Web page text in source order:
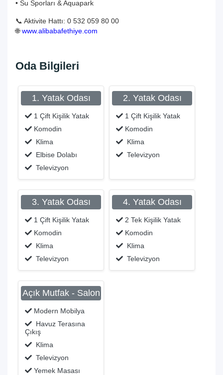
• Su Sporları & Aquapark
📞 Aktivite Hattı: 0 532 059 80 00
🌐www.alibabafethiye.com
Oda Bilgileri
1. Yatak Odası
1 Çift Kişilik Yatak
Komodin
Klima
Elbise Dolabı
Televizyon
2. Yatak Odası
1 Çift Kişilik Yatak
Komodin
Klima
Televizyon
3. Yatak Odası
1 Çift Kişilik Yatak
Komodin
Klima
Televizyon
4. Yatak Odası
2 Tek Kişilik Yatak
Komodin
Klima
Televizyon
Açık Mutfak - Salon
Modern Mobilya
Havuz Terasına
Çıkış
Klima
Televizyon
Yemek Masası